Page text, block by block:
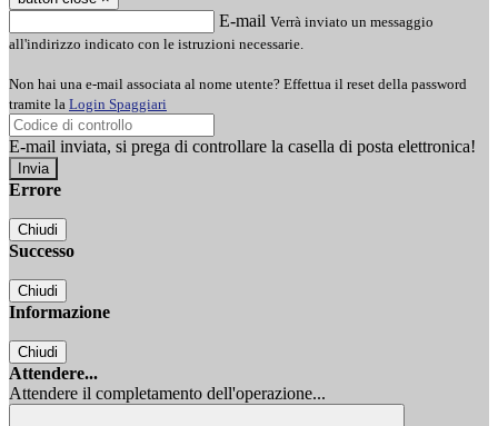
E-mail Verrà inviato un messaggio
all'indirizzo indicato con le istruzioni necessarie.
Non hai una e-mail associata al nome utente? Effettua il reset della password
tramite la Login Spaggiari
E-mail inviata, si prega di controllare la casella di posta elettronica!
Errore
Chiudi
Successo
Chiudi
Informazione
Chiudi
Attendere...
Attendere il completamento dell'operazione...